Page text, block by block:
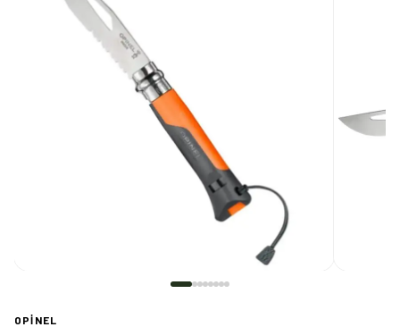
OPINEL